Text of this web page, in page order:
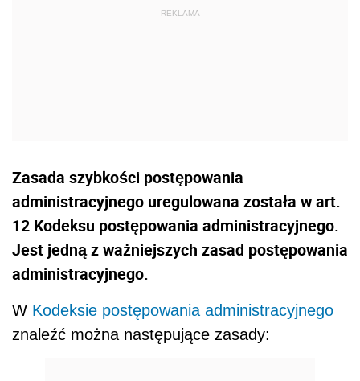
Zasada szybkości postępowania
administracyjnego uregulowana została w art.
12 Kodeksu postępowania administracyjnego.
Jest jedną z ważniejszych zasad postępowania
administracyjnego.
W Kodeksie postępowania administracyjnego
znaleźć można następujące zasady: